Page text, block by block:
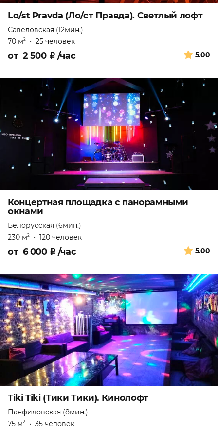
Lo/st Pravda (Ло/ст Правда). Светлый лофт
Савеловская (12мин.)
70 м2 • 25 человек
5.00
от 2 500 ₽ /час
Концертная площадка с панорамными
окнами
Белорусская (6мин.)
230 м2 • 120 человек
5.00
от 6 000 ₽ /час
Tiki Tiki (Тики Тики). Кинолофт
Панфиловская (8мин.)
75 м2 • 35 человек